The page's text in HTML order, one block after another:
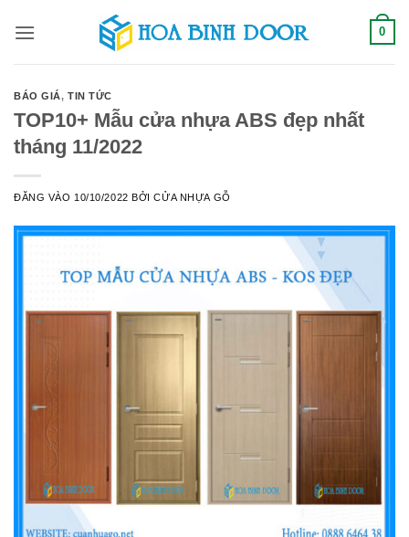
qua
0
BÁO GIÁ,TIN TỨC
TOP10+ Mẫu cửa nhựa ABS đẹp nhất
tháng 11/2022
ĐĂNG VÀO 10/10/2022 BỞICỬA NHỰA GỖ